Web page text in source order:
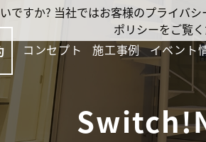
コンセプト 施工事例 イベント
ですか? 当社ではお客様のプライバ
ポリシーをご覧く